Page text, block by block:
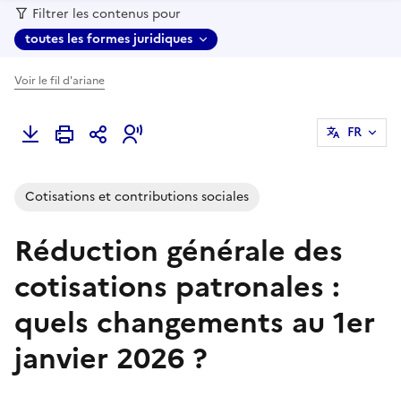
Filtrer les contenus pour
toutes les formes juridiques
Voir le fil d'ariane
FR
Cotisations et contributions sociales
Réduction générale des
cotisations patronales :
quels changements au 1er
janvier 2026 ?